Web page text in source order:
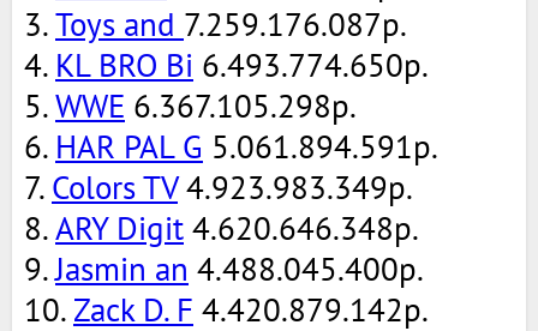
3.Toys and 7.259.176.087р.
4. KL BRO Bi 6.493.774.650р.
5.WWE 6.367.105.298р.
6. HAR PAL G 5.061.894.591р.
7. Colors TV 4.923.983.349р.
8.ARY Digit 4.620.646.348р.
9.Jasmin an 4.488.045.400р.
10. Zack D. F 4.420.879.142р.